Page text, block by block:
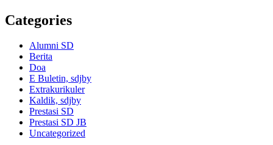
Categories
Alumni SD
Berita
Doa
E Buletin, sdjby
Extrakurikuler
Kaldik, sdjby
Prestasi SD
Prestasi SD JB
Uncategorized